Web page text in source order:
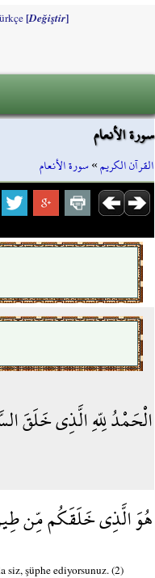
[Değiştir]
سورة الأنعام
القرآن الكريم»سورة الأنعام
الْحَمْدُ لِلّهِ الَّذِي خَلَقَ
هُوَ الَّذِي خَلَقَكُم مِّن
siz, şüphe ediyorsunuz. (2)